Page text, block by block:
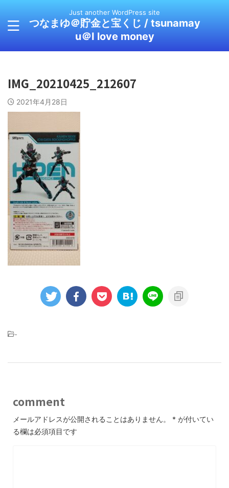
Just another WordPress site
つなまゆ＠貯金と宝くじ / tsunamay
u＠I love money
IMG_20210425_212607
2021年4月28日
-
comment
メールアドレスが公開されることはありません。 * が付いてい
る欄は必須項目です